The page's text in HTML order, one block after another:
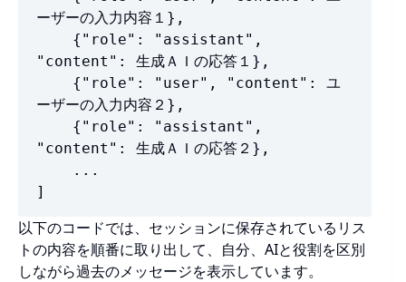
ーザーの入力内容１},
"content": 生成ＡＩの応答１},
ーザーの入力内容２},
"content": 生成ＡＩの応答２},
]
以下のコードでは、セッションに保存されているリス
トの内容を順番に取り出して、自分、AIと役割を区別
しながら過去のメッセージを表示しています。